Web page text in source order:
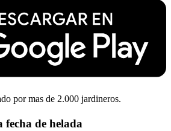
por mas de 2.000 jardineros.
de helada